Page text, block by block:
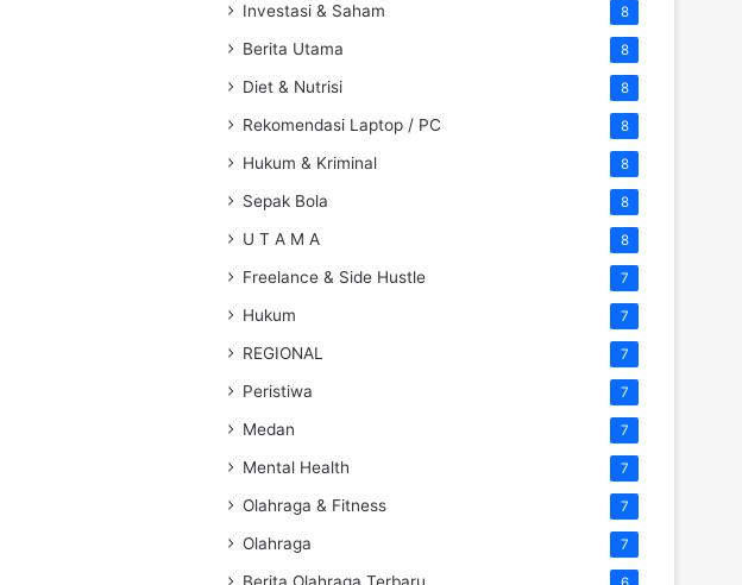
Investasi & Saham 8
Berita Utama 8
Diet & Nutrisi 8
Rekomendasi Laptop / PC 8
Hukum & Kriminal 8
Sepak Bola 8
U T A M A 8
Freelance & Side Hustle 7
Hukum 7
REGIONAL 7
Peristiwa 7
Medan 7
Mental Health 7
Olahraga & Fitness 7
Olahraga 7